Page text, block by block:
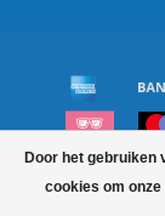
Door het gebruiken
cookies om ©